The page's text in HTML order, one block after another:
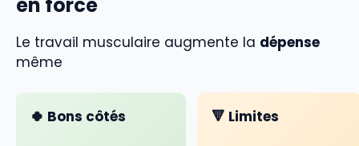
Le travail musculaire augmente la dépense
même
🍀 Bons côtés 🔻 Limites